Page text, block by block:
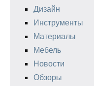
Дизайн
Инструменты
Материалы
Мебель
Новости
Обзоры